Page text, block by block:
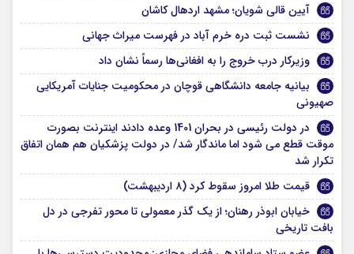
آیین قالی شویان؛ مشهد اردهال کاشان
نشست ثبت دره خرم آباد در فهرست میراث جهانی
وزیرکار درب خروج را به افغانی‌ها رسماً نشان داد
بیانیه جامعه دانشگاهی قوچان در محکومیت جنایات آمریکایی
صهیونی
در دولت رئیسی در بحران 1401 وعده دادند اینترنت بصورت
موقت قطع می شود اما ماندگار شد/ در دولت پزشکیان هم همان اتفاق
تکرار شد
قیمت طلا امروز سقوط کرد (۸ اردیبهشت)
خیابان ابوذر رهنان؛ از یک گذر معمولی تا محور تفرجی در دل
بافت تاریخی